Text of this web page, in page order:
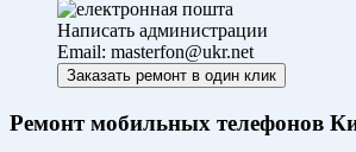
Написать администрации
Email: masterfon@ukr.net
Ремонт мобильных телефонов